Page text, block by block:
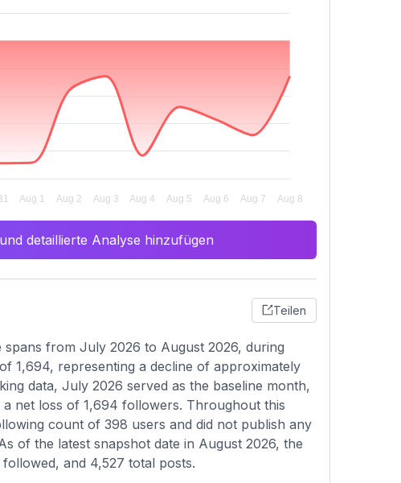
detaillierte Analyse hinzufügen
Teilen
from July 2026 to August 2026, during
1,694, representing a decline of approximately
data, July 2026 served as the baseline month,
net loss of 1,694 followers. Throughout this
count of 398 users and did not publish any
of the latest snapshot date in August 2026, the
and 4,527 total posts.